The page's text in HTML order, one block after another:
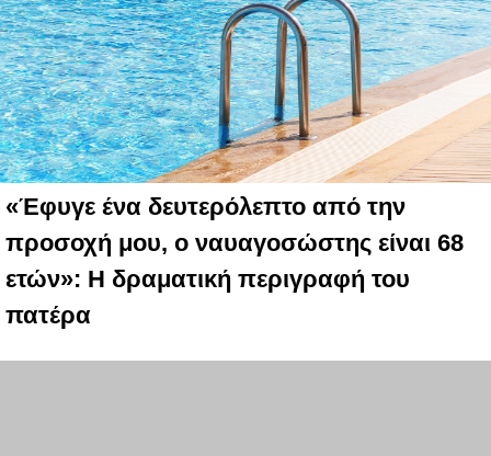
«Έφυγε ένα δευτερόλεπτο από την
προσοχή μου, ο ναυαγοσώστης είναι 68
ετών»: Η δραματική περιγραφή του
πατέρα